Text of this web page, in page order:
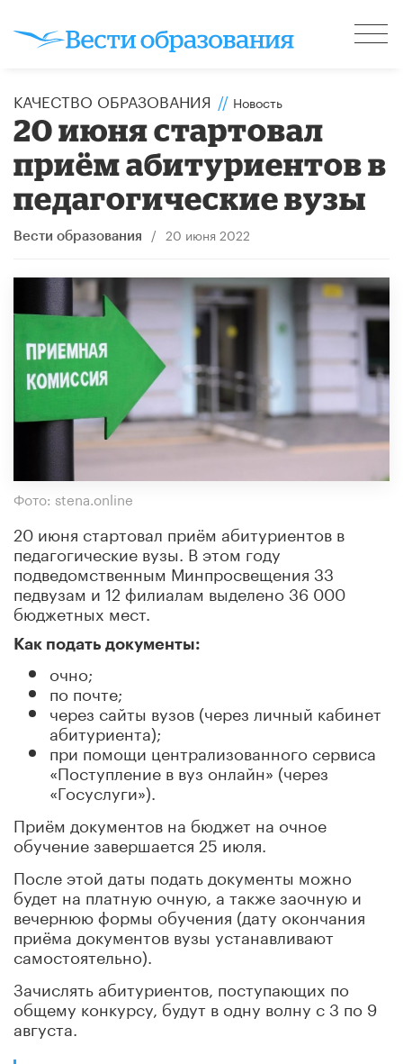
КАЧЕСТВО ОБРАЗОВАНИЯ // Новость
20 июня стартовал
приём абитуриентов в
педагогические вузы
Вести образования / 20 июня 2022
Фото: stena.online
20 июня стартовал приём абитуриентов в
педагогические вузы. В этом году
подведомственным Минпросвещения 33
педвузам и 12 филиалам выделено 36 000
бюджетных мест.
Как подать документы:
очно;
по почте;
через сайты вузов (через личный кабинет
абитуриента);
при помощи централизованного сервиса
«Поступление в вуз онлайн» (через
«Госуслуги»).
Приём документов на бюджет на очное
обучение завершается 25 июля.
После этой даты подать документы можно
будет на платную очную, а также заочную и
вечернюю формы обучения (дату окончания
приёма документов вузы устанавливают
самостоятельно).
Зачислять абитуриентов, поступающих по
общему конкурсу, будут в одну волну с 3 по 9
августа.